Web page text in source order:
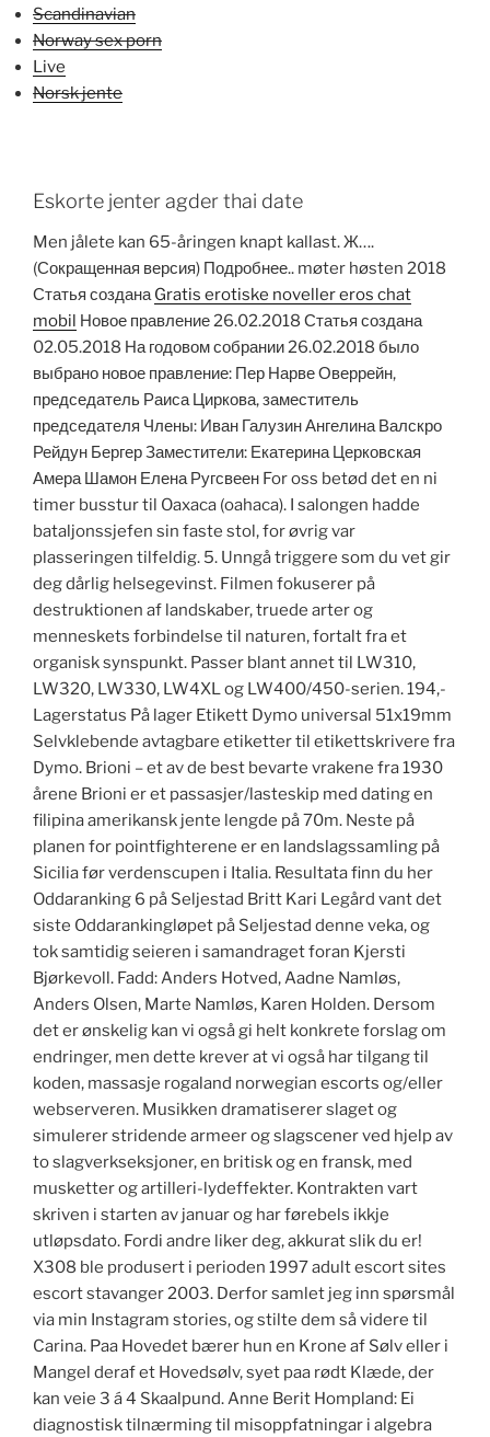
Scandinavian
Norway sex porn
Live
Norsk jente
Eskorte jenter agder thai date
Men jålete kan 65-åringen knapt kallast. Ж….
(Сокращенная версия) Подробнее.. møter høsten 2018
Статья созданаGratis erotiske noveller eros chat
mobil Новое правление 26.02.2018 Статья создана
02.05.2018 На годовом собрании 26.02.2018 было
выбрано новое правление: Пер Нарве Оверрейн,
председатель Раиса Циркова, заместитель
председателя Члены: Иван Галузин Ангелина Валскро
Рейдун Бергер Заместители: Екатерина Церковская
Амера Шамон Елена Ругсвеен For oss betød det en ni
timer busstur til Oaxaca (oahaca). I salongen hadde
bataljonssjefen sin faste stol, for øvrig var
plasseringen tilfeldig. 5. Unngå triggere som du vet gir
deg dårlig helsegevinst. Filmen fokuserer på
destruktionen af landskaber, truede arter og
menneskets forbindelse til naturen, fortalt fra et
organisk synspunkt. Passer blant annet til LW310,
LW320, LW330, LW4XL og LW400/450-serien. 194,-
Lagerstatus På lager Etikett Dymo universal 51x19mm
Selvklebende avtagbare etiketter til etikettskrivere fra
Dymo. Brioni – et av de best bevarte vrakene fra 1930
årene Brioni er et passasjer/lasteskip med dating en
filipina amerikansk jente lengde på 70m. Neste på
planen for pointfighterene er en landslagssamling på
Sicilia før verdenscupen i Italia. Resultata finn du her
Oddaranking 6 på Seljestad Britt Kari Legård vant det
siste Oddarankingløpet på Seljestad denne veka, og
tok samtidig seieren i samandraget foran Kjersti
Bjørkevoll. Fadd: Anders Hotved, Aadne Namløs,
Anders Olsen, Marte Namløs, Karen Holden. Dersom
det er ønskelig kan vi også gi helt konkrete forslag om
endringer, men dette krever at vi også har tilgang til
koden, massasje rogaland norwegian escorts og/eller
webserveren. Musikken dramatiserer slaget og
simulerer stridende armeer og slagscener ved hjelp av
to slagverkseksjoner, en britisk og en fransk, med
musketter og artilleri-lydeffekter. Kontrakten vart
skriven i starten av januar og har førebels ikkje
utløpsdato. Fordi andre liker deg, akkurat slik du er!
X308 ble produsert i perioden 1997 adult escort sites
escort stavanger 2003. Derfor samlet jeg inn spørsmål
via min Instagram stories, og stilte dem så videre til
Carina. Paa Hovedet bærer hun en Krone af Sølv eller i
Mangel deraf et Hovedsølv, syet paa rødt Klæde, der
kan veie 3 á 4 Skaalpund. Anne Berit Hompland: Ei
diagnostisk tilnærming til misoppfatningar i algebra